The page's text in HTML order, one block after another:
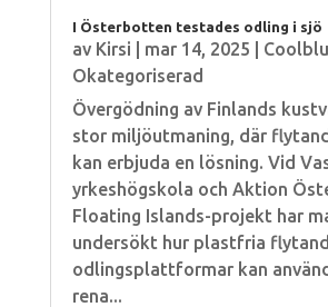
I Österbotten testades odling i sjö
av Kirsi mar 14, 2025
Okategoriserad
Övergödning av Finlands
stor miljöutmaning, där
kan erbjuda en lösning. Vid
yrkeshögskola och Aktion
Floating Islands-projekt har
undersökt hur plastfria
odlingsplattformar kan
rena...